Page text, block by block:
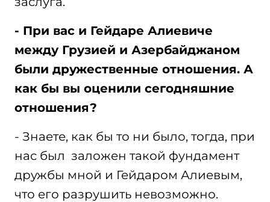
- При вас и Гейдаре Алиевиче
между Грузией и Азербайджаном
были дружественные отношения. А
как бы вы оценили сегодняшние
отношения?
- Знаете, как бы то ни было, тогда, при
нас был заложен такой фундамент
дружбы мной и Гейдаром Алиевым,
что его разрушить невозможно.